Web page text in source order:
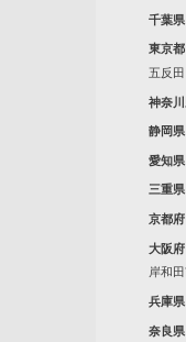
千葉県
東京都
五反田
神奈
静岡県
愛知県
三重県
京都府
大阪府
岸和
兵庫県
奈良県